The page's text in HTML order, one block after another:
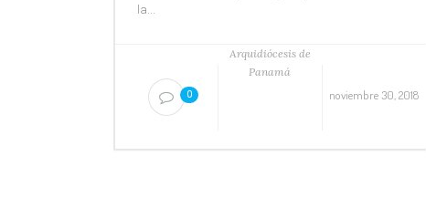
la...
0
Arquidiócesis de
Panamá
noviembre 30, 2018